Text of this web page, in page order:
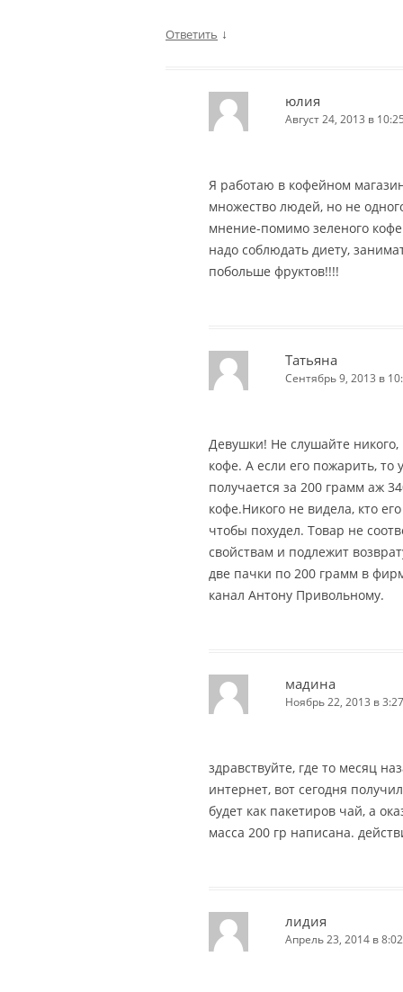
Ответить ↓
юлия
Август 24, 2013 в
Я работаю в кофейном
множество людей, но не
мнение-помимо зеленого
надо соблюдать диету,
побольше фруктов!!!!
Татьяна
Сентябрь 9, 2013 в
Девушки! Не слушайте
кофе. А если его пожарить, то
получается за 200 грамм аж
кофе.Никого не видела, кто
чтобы похудел. Товар не
свойствам и подлежит
две пачки по 200 грамм в
канал Антону Привольному.
мадина
Ноябрь 22, 2013 в
здравствуйте, где то месяц
интернет, вот сегодня
будет как пакетиров чай, а
масса 200 гр написана.
лидия
Апрель 23, 2014 в